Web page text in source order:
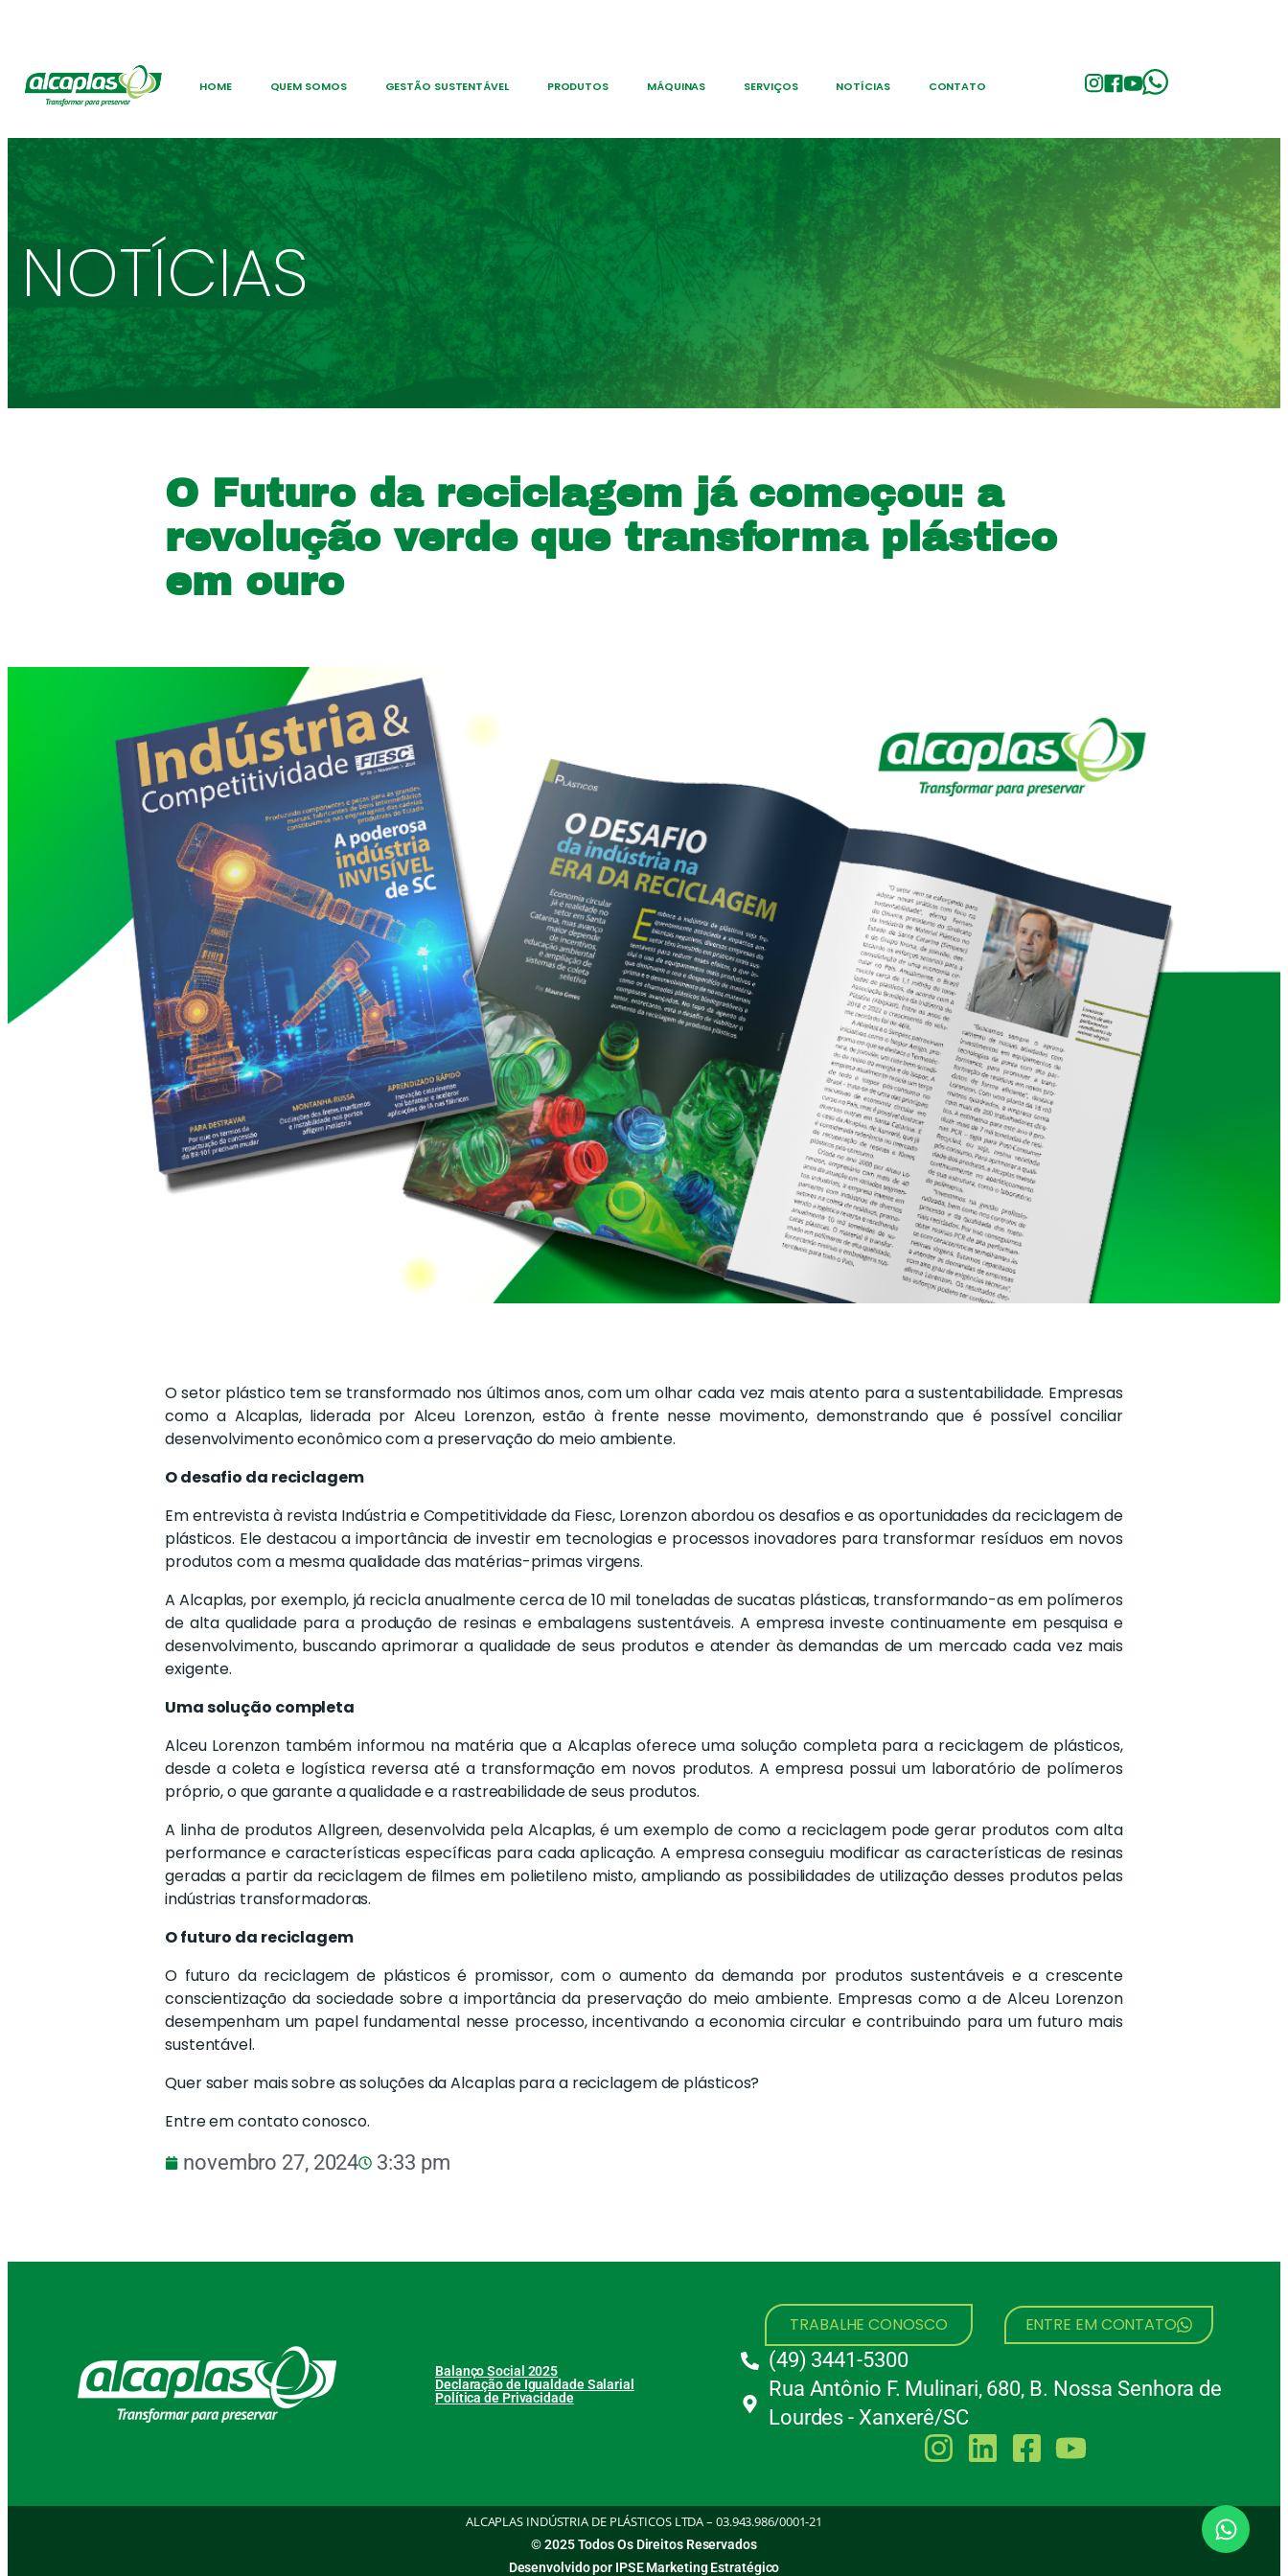
HOME QUEM SOMOS GESTÃO SUSTENTÁVEL PRODUTOS MÁQUINAS SERVIÇOS NOTÍCIAS CONTATO
NOTÍCIAS
O Futuro da reciclagem já começou: a
revolução verde que transforma plástico
em ouro
O setor plástico tem se transformado nos últimos anos, com um olhar cada vez mais atento para a sustentabilidade. Empresas
como a Alcaplas, liderada por Alceu Lorenzon, estão à frente nesse movimento, demonstrando que é possível conciliar
desenvolvimento econômico com a preservação do meio ambiente.
O desafio da reciclagem
Em entrevista à revista Indústria e Competitividade da Fiesc, Lorenzon abordou os desafios e as oportunidades da reciclagem de
plásticos. Ele destacou a importância de investir em tecnologias e processos inovadores para transformar resíduos em novos
produtos com a mesma qualidade das matérias-primas virgens.
A Alcaplas, por exemplo, já recicla anualmente cerca de 10 mil toneladas de sucatas plásticas, transformando-as em polímeros
de alta qualidade para a produção de resinas e embalagens sustentáveis. A empresa investe continuamente em pesquisa e
desenvolvimento, buscando aprimorar a qualidade de seus produtos e atender às demandas de um mercado cada vez mais
exigente.
Uma solução completa
Alceu Lorenzon também informou na matéria que a Alcaplas oferece uma solução completa para a reciclagem de plásticos,
desde a coleta e logística reversa até a transformação em novos produtos. A empresa possui um laboratório de polímeros
próprio, o que garante a qualidade e a rastreabilidade de seus produtos.
A linha de produtos Allgreen, desenvolvida pela Alcaplas, é um exemplo de como a reciclagem pode gerar produtos com alta
performance e características específicas para cada aplicação. A empresa conseguiu modificar as características de resinas
geradas a partir da reciclagem de filmes em polietileno misto, ampliando as possibilidades de utilização desses produtos pelas
indústrias transformadoras.
O futuro da reciclagem
O futuro da reciclagem de plásticos é promissor, com o aumento da demanda por produtos sustentáveis e a crescente
conscientização da sociedade sobre a importância da preservação do meio ambiente. Empresas como a de Alceu Lorenzon
desempenham um papel fundamental nesse processo, incentivando a economia circular e contribuindo para um futuro mais
sustentável.
Quer saber mais sobre as soluções da Alcaplas para a reciclagem de plásticos?
Entre em contato conosco.
novembro 27, 2024 3:33 pm
Balanço Social 2025
Declaração de Igualdade Salarial
Política de Privacidade
TRABALHE CONOSCO ENTRE EM CONTATO
(49) 3441-5300
Rua Antônio F. Mulinari, 680, B. Nossa Senhora de
Lourdes - Xanxerê/SC
ALCAPLAS INDÚSTRIA DE PLÁSTICOS LTDA – 03.943.986/0001-21
© 2025 Todos Os Direitos Reservados
Desenvolvido por IPSE Marketing Estratégico